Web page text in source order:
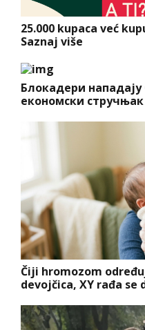
25.000 kupaca već
Saznaj više
Блокадери
економски
Čiji hromozom
devojčica, XY rađa se